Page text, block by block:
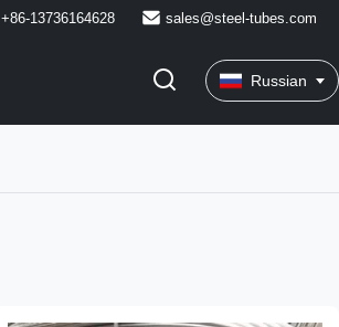
+86-13736164628 sales@steel-tubes.com
Russian